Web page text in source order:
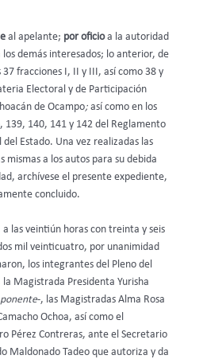
al apelante; por oficioa la autoridad
demás interesados; lo anterior, de
fracciones I, II y III, así como 38 y
Electoral y de Participación
de Ocampo; así como en los
139, 140, 141 y 142 del Reglamento
Estado. Una vez realizadas las
mismas a los autos para su debida
archívese el presente expediente,
concluido.
a las veintiún horas con treinta y seis
mil veinticuatro, por unanimidad
los integrantes del Pleno del
Magistrada Presidenta Yurisha
-, las Magistradas Alma Rosa
Ochoa, así como el
Pérez Contreras, ante el Secretario
Maldonado Tadeo que autoriza y da